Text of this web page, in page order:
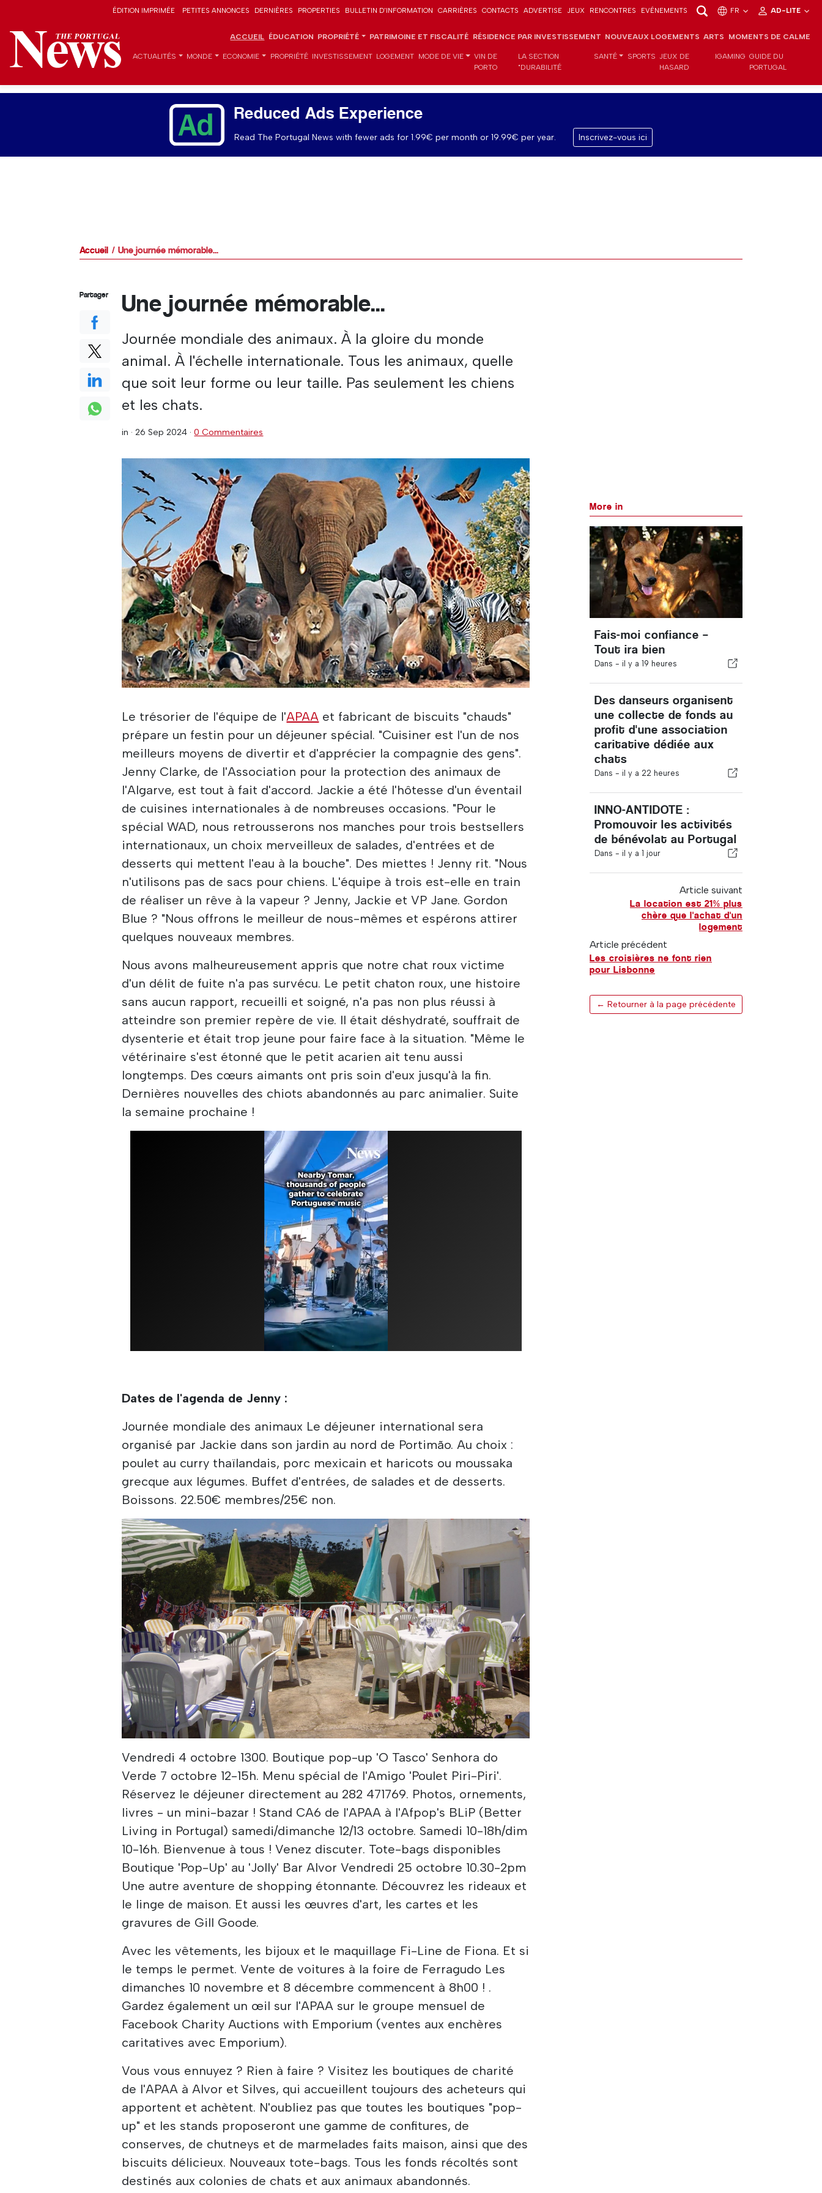
ÉDITION IMPRIMÉE PETITES ANNONCES DERNIÈRES PROPERTIES BULLETIN D'INFORMATION CARRIÈRES CONTACTS ADVERTISE JEUX RENCONTRES EVÉNEMENTS FR AD-LITE
ACCUEIL ÉDUCATION PROPRIÉTÉ PATRIMOINE ET FISCALITÉ RÉSIDENCE PAR INVESTISSEMENT NOUVEAUX LOGEMENTS ARTS MOMENTS DE CALME
ACTUALITÉS MONDE ECONOMIE PROPRIÉTÉ INVESTISSEMENT LOGEMENT MODE DE VIE
VIN DE
PORTO
LA SECTION
"DURABILITÉ
SANTÉ SPORTS JEUX DE
HASARD
IGAMING GUIDE DU
PORTUGAL
Reduced Ads Experience
Read The Portugal News with fewer ads for 1.99€ per month or 19.99€ per year. Inscrivez-vous ici
Accueil Une journée mémorable...
Une journée mémorable...
Journée mondiale des animaux. À la gloire du monde
animal. À l'échelle internationale. Tous les animaux, quelle
que soit leur forme ou leur taille. Pas seulement les chiens
et les chats.
in ·26 Sep 2024 ·0 Commentaires
Le trésorier de l'équipe de l'APAA et fabricant de biscuits "chauds"
prépare un festin pour un déjeuner spécial. "Cuisiner est l'un de nos
meilleurs moyens de divertir et d'apprécier la compagnie des gens".
Jenny Clarke, de l'Association pour la protection des animaux de
l'Algarve, est tout à fait d'accord. Jackie a été l'hôtesse d'un éventail
de cuisines internationales à de nombreuses occasions. "Pour le
spécial WAD, nous retrousserons nos manches pour trois bestsellers
internationaux, un choix merveilleux de salades, d'entrées et de
desserts qui mettent l'eau à la bouche". Des miettes ! Jenny rit. "Nous
n'utilisons pas de sacs pour chiens. L'équipe à trois est-elle en train
de réaliser un rêve à la vapeur ? Jenny, Jackie et VP Jane. Gordon
Blue ? "Nous offrons le meilleur de nous-mêmes et espérons attirer
quelques nouveaux membres.
Nous avons malheureusement appris que notre chat roux victime
d'un délit de fuite n'a pas survécu. Le petit chaton roux, une histoire
sans aucun rapport, recueilli et soigné, n'a pas non plus réussi à
atteindre son premier repère de vie. Il était déshydraté, souffrait de
dysenterie et était trop jeune pour faire face à la situation. "Même le
vétérinaire s'est étonné que le petit acarien ait tenu aussi
longtemps. Des cœurs aimants ont pris soin d'eux jusqu'à la fin.
Dernières nouvelles des chiots abandonnés au parc animalier. Suite
la semaine prochaine !
Dates de l'agenda de Jenny :
Journée mondiale des animaux Le déjeuner international sera
organisé par Jackie dans son jardin au nord de Portimão. Au choix :
poulet au curry thaïlandais, porc mexicain et haricots ou moussaka
grecque aux légumes. Buffet d'entrées, de salades et de desserts.
Boissons. 22.50€ membres/25€ non.
Vendredi 4 octobre 1300. Boutique pop-up 'O Tasco' Senhora do
Verde 7 octobre 12-15h. Menu spécial de l'Amigo 'Poulet Piri-Piri'.
Réservez le déjeuner directement au 282 471769. Photos, ornements,
livres - un mini-bazar ! Stand CA6 de l'APAA à l'Afpop's BLiP (Better
Living in Portugal) samedi/dimanche 12/13 octobre. Samedi 10-18h/dim
10-16h. Bienvenue à tous ! Venez discuter. Tote-bags disponibles
Boutique 'Pop-Up' au 'Jolly' Bar Alvor Vendredi 25 octobre 10.30-2pm
Une autre aventure de shopping étonnante. Découvrez les rideaux et
le linge de maison. Et aussi les œuvres d'art, les cartes et les
gravures de Gill Goode.
Avec les vêtements, les bijoux et le maquillage Fi-Line de Fiona. Et si
le temps le permet. Vente de voitures à la foire de Ferragudo Les
dimanches 10 novembre et 8 décembre commencent à 8h00 ! .
Gardez également un œil sur l'APAA sur le groupe mensuel de
Facebook Charity Auctions with Emporium (ventes aux enchères
caritatives avec Emporium).
Vous vous ennuyez ? Rien à faire ? Visitez les boutiques de charité
de l'APAA à Alvor et Silves, qui accueillent toujours des acheteurs qui
apportent et achètent. N'oubliez pas que toutes les boutiques "pop-
up" et les stands proposeront une gamme de confitures, de
conserves, de chutneys et de marmelades faits maison, ainsi que des
biscuits délicieux. Nouveaux tote-bags. Tous les fonds récoltés sont
destinés aux colonies de chats et aux animaux abandonnés.
Partager
More in
Fais-moi confiance –
Tout ira bien
Dans - il y a 19 heures
Des danseurs organisent
une collecte de fonds au
profit d'une association
caritative dédiée aux
chats
Dans - il y a 22 heures
INNO-ANTIDOTE :
Promouvoir les activités
de bénévolat au Portugal
Dans - il y a 1 jour
Article suivant
La location est 21% plus
chère que l'achat d'un
logement
Article précédent
Les croisières ne font rien
pour Lisbonne
← Retourner à la page précédente